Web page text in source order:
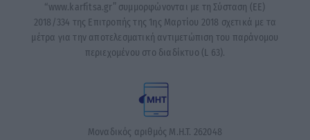
“www.karfitsa.gr” συμμορφώνονται με τη Σύσταση (ΕΕ)
2018/334 της Επιτροπής της 1ης Μαρτίου 2018 σχετικά με τα
μέτρα για την αποτελεσματική αντιμετώπιση του παράνομου
περιεχομένου στο διαδίκτυο (L 63).
Μοναδικός αριθμός Μ.Η.Τ. 262048